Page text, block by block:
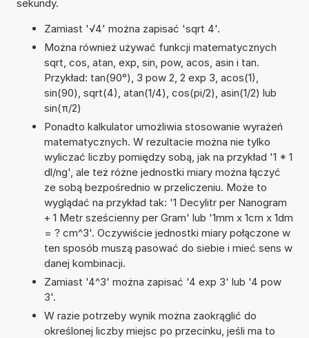
sekundy.
Zamiast '√4' można zapisać 'sqrt 4'.
Można również używać funkcji matematycznych
sqrt, cos, atan, exp, sin, pow, acos, asin i tan.
Przykład: tan(90°), 3 pow 2, 2 exp 3, acos(1),
sin(90), sqrt(4), atan(1/4), cos(pi/2), asin(1/2) lub
sin(π/2)
Ponadto kalkulator umożliwia stosowanie wyrażeń
matematycznych. W rezultacie można nie tylko
wyliczać liczby pomiędzy sobą, jak na przykład '1 * 1
dl/ng', ale też różne jednostki miary można łączyć
ze sobą bezpośrednio w przeliczeniu. Może to
wyglądać na przykład tak: '1 Decylitr per Nanogram
+ 1 Metr sześcienny per Gram' lub '1mm x 1cm x 1dm
= ? cm^3'. Oczywiście jednostki miary połączone w
ten sposób muszą pasować do siebie i mieć sens w
danej kombinacji.
Zamiast '4^3' można zapisać '4 exp 3' lub '4 pow
3'.
W razie potrzeby wynik można zaokrąglić do
określonej liczby miejsc po przecinku, jeśli ma to